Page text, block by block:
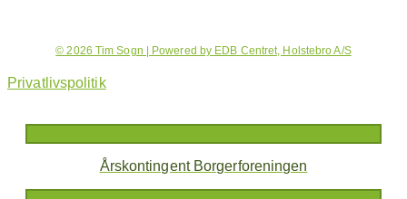
© 2026 Tim Sogn | Powered by EDB Centret, Holstebro A/S
Privatlivspolitik
Årskontingent Borgerforeningen